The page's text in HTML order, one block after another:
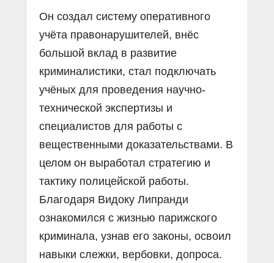
Он создал систему оперативного
учёта правонарушителей, внёс
большой вклад в развитие
криминалистики, стал подключать
учёных для проведения научно-
технической экспертизы и
специалистов для работы с
вещественными доказательствами. В
целом он выработал стратегию и
тактику полицейской работы.
Благодаря Видоку Липранди
ознакомился с жизнью парижского
криминала, узнав его законы, освоил
навыки слежки, вербовки, допроса.